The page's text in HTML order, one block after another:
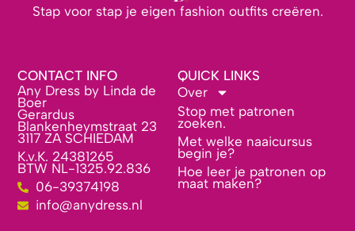
Stap voor stap je eigen fashion outfits creëren.
CONTACT INFO
Any Dress by Linda de
Boer
Gerardus
Blankenheymstraat 23
3117 ZA SCHIEDAM
K.v.K. 24381265
BTW NL-1325.92.836
06-39374198
info@anydress.nl
QUICK LINKS
Over
Stop met patronen
zoeken.
Met welke naaicursus
begin je?
Hoe leer je patronen op
maat maken?